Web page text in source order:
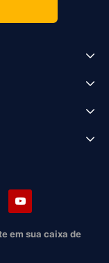
em sua caixa de